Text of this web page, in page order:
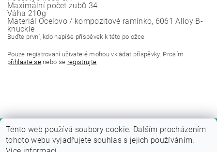
Maximální počet zubů 34
Váha 210g
Materiál Ocelovo / kompozitové ramínko, 6061 Alloy B-
knuckle
Buďte první, kdo napíše příspěvek k této položce.
Pouze registrovaní uživatelé mohou vkládat příspěvky. Prosím
přihlaste senebo se registrujte.
Tento web používá soubory cookie. Dalším procházením
tohoto webu vyjadřujete souhlas s jejich používáním.